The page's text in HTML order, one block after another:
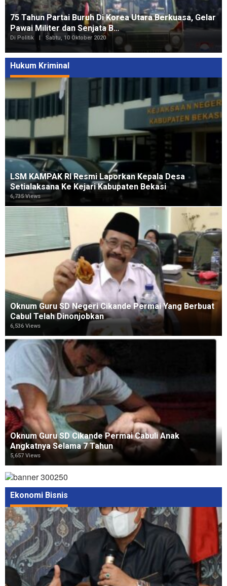
75 Tahun Partai Buruh Di Korea Utara Berkuasa, Gelar
Pawai Militer dan Senjata B…
Di Politik | Sabtu, 10 Oktober 2020
Hukum Kriminal
LSM KAMPAK RI Resmi Laporkan Kepala Desa
Setialaksana Ke Kejari Kabupaten Bekasi
6,735 Views
Oknum Guru SD Negeri Cikande Permai Yang Berbuat
Cabul Telah Dinonjobkan
6,536 Views
Oknum Guru SD Cikande Permai Cabuli Anak
Angkatnya Selama 7 Tahun
5,657 Views
Ekonomi Bisnis